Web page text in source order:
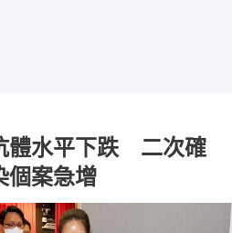
體水平下跌 二次確
案急增